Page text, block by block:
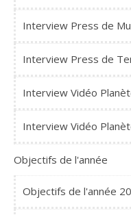
Interview Press de
Interview Press de
Interview Vidéo
Interview Vidéo
Objectifs de l'année
Objectifs de l'année